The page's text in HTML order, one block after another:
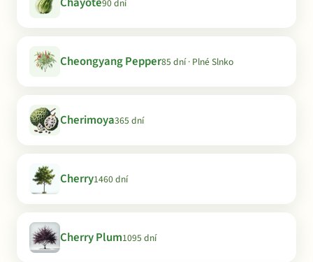
90 dní
Cheongyang Pepper85 dní · Plné Slnko
Cherimoya365 dní
Cherry1460 dní
Cherry Plum1095 dní